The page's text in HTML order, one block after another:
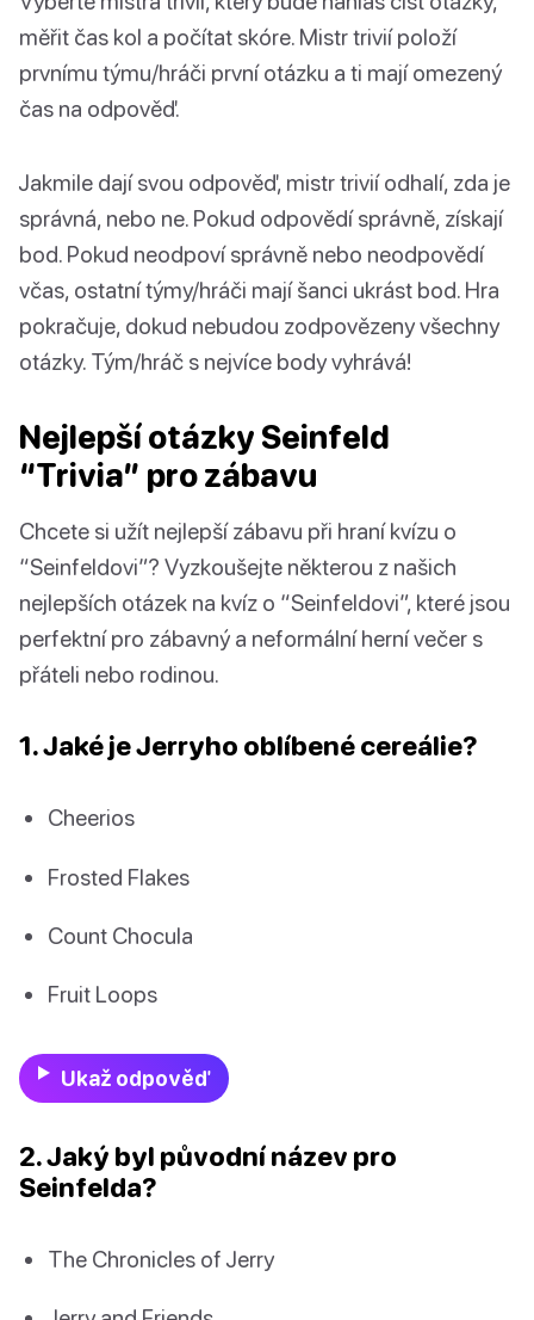
měřit čas kol a počítat skóre. Mistr trivií položí
prvnímu týmu/hráči první otázku a ti mají omezený
čas na odpověď.
Jakmile dají svou odpověď, mistr trivií odhalí, zda je
správná, nebo ne. Pokud odpovědí správně, získají
bod. Pokud neodpoví správně nebo neodpovědí
včas, ostatní týmy/hráči mají šanci ukrást bod. Hra
pokračuje, dokud nebudou zodpovězeny všechny
otázky. Tým/hráč s nejvíce body vyhrává!
Nejlepší otázky Seinfeld
“Trivia” pro zábavu
Chcete si užít nejlepší zábavu při hraní kvízu o
“Seinfeldovi”? Vyzkoušejte některou z našich
nejlepších otázek na kvíz o “Seinfeldovi”, které jsou
perfektní pro zábavný a neformální herní večer s
přáteli nebo rodinou.
1. Jaké je Jerryho oblíbené cereálie?
Cheerios
Frosted Flakes
Count Chocula
Fruit Loops
Ukaž odpověď
2. Jaký byl původní název pro
Seinfelda?
The Chronicles of Jerry